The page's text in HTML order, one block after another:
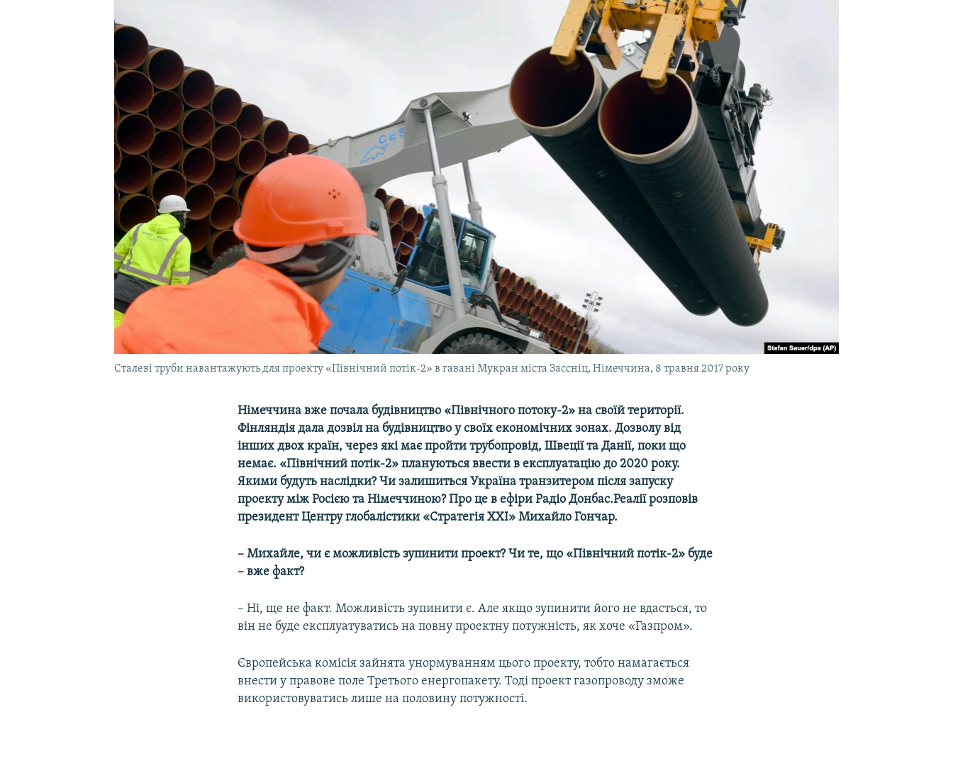
УКРАЇНСЬКА ПРОБЛЕМА КРИМУ
Сталеві труби навантажують для проекту «Північний потік-2» в гавані Мукран міста Зассніц, Німеччина, 8 травня 2017 року
Німеччина вже почала будівництво «Північного потоку-2» на своїй території.
Фінляндія дала дозвіл на будівництво у своїх економічних зонах. Дозволу від
інших двох країн, через які має пройти трубопровід, Швеції та Данії, поки що
немає. «Північний потік-2» плануються ввести в експлуатацію до 2020 року.
Якими будуть наслідки? Чи залишиться Україна транзитером після запуску
проекту між Росією та Німеччиною? Про це в ефіри Радіо Донбас.Реалії розповів
президент Центру глобалістики «Стратегія ХХІ» Михайло Гончар.
– Михайле, чи є можливість зупинити проект? Чи те, що «Північний потік-2» буде
– вже факт?
– Ні, ще не факт. Можливість зупинити є. Але якщо зупинити його не вдасться, то
він не буде експлуатуватись на повну проектну потужність, як хоче «Газпром».
Європейська комісія зайнята унормуванням цього проекту, тобто намагається
внести у правове поле Третього енергопакету. Тоді проект газопроводу зможе
використовуватись лише на половину потужності.